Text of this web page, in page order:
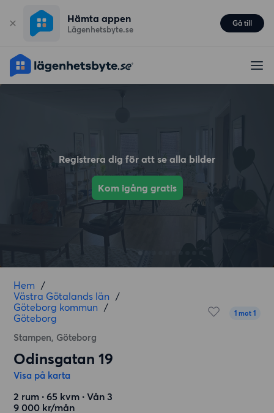
Hämta appen
Lägenhetsbyte.se
Gå till
Registrera dig för att se alla bilder
Kom igång gratis
Hem /
Västra Götalands län /
Göteborg kommun /
Göteborg
Stampen, Göteborg
1 mot 1
Odinsgatan 19
Visa på karta
2 rum ∙ 65 kvm ∙ Vån 3
9 000 kr/mån